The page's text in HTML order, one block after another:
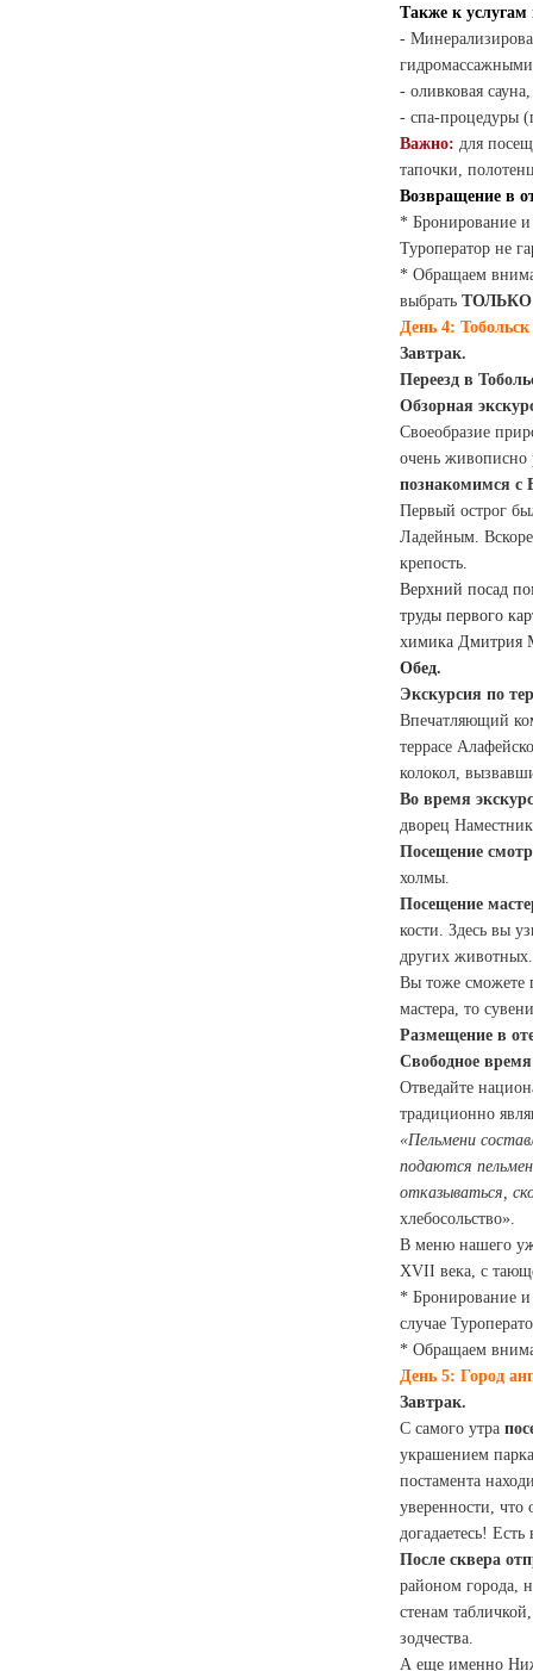
Также к услугам
-
- оливковая
- спа-процедуры
Важно: для
тапочки,
Возвращение в
* Бронирование и
Туроператор не
* Обращаем
выбрать
День 4:
Завтрак.
Переезд в
Обзорная
Своеобразие
очень живописно
познакомимся с
Первый острог
Ладейным.
крепость.
Верхний посад
труды первого
химика Дмитрия
Обед.
Экскурсия по
Впечатляющий
террасе
колокол,
Во время
дворец
Посещение
холмы.
Посещение
кости. Здесь вы
других животных.
Вы тоже сможете
мастера, то
Размещение в
Свободное
Отведайте
традиционно
«Пельмени
подаются
отказываться,
хлебосольство».
В меню нашего
XVII века, с
* Бронирование и
случае
* Обращаем
День 5: Город
Завтрак.
С самого утра
украшением
постамента
уверенности, что
догадаетесь!
После сквера
районом города,
стенам
зодчества.
А еще именно